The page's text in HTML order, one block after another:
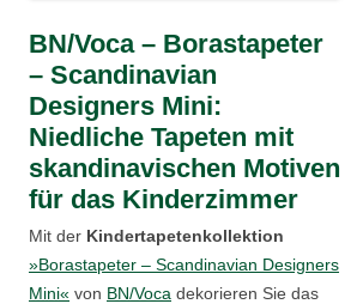
BN/Voca – Borastapeter
– Scandinavian
Designers Mini:
Niedliche Tapeten mit
skandinavischen Motiven
für das Kinderzimmer
Mit der Kindertapetenkollektion
»Borastapeter – Scandinavian Designers
Mini« von BN/Voca dekorieren Sie das